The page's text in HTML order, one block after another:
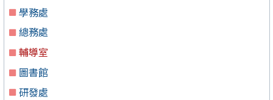
學務處
總務處
輔導室
圖書館
研發處